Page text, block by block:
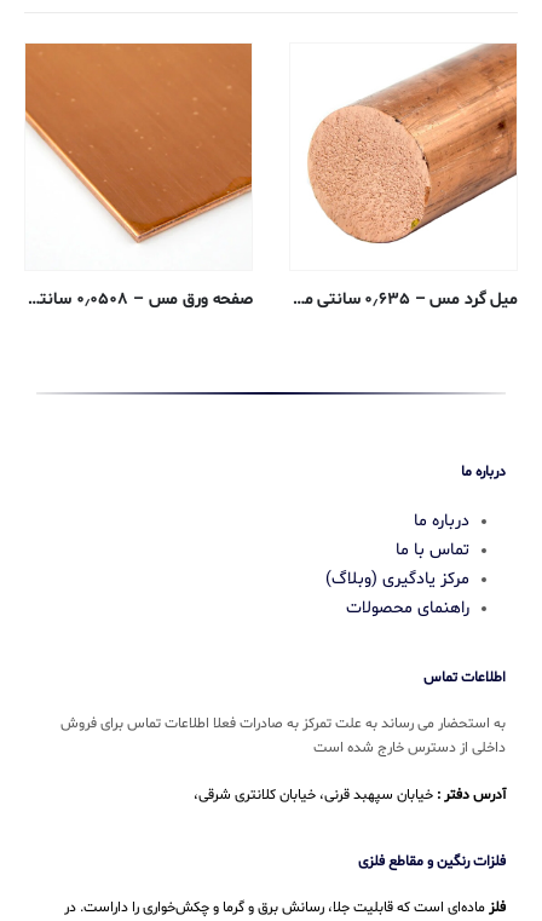
میل گرد مس – ۰٫۶۳۵ سانتی متر – ۱۱۰-H04 صفحه ورق مس – ۰٫۰۵۰۸ سانتی متر – ۱۱۰-H02
درباره ما
درباره ما
تماس با ما
مرکز یادگیری (وبلاگ)
راهنمای محصولات
اطلاعات تماس
به استحضار می رساند به علت تمرکز به صادرات فعلا اطلاعات تماس برای فروش
داخلی از دسترس خارج شده است
آدرس دفتر : خیابان سپهبد قرنی، خیابان کلانتری شرقی،
فلزات رنگین و مقاطع فلزی
فلزماده‌ای است که قابلیت جلا، رسانش برق و گرما و چکش‌خواری را داراست. در